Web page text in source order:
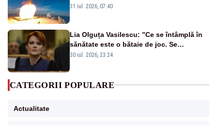
americană, distrusă de o rachetă
31 iul. 2026, 07:40
Lia Olguța Vasilescu: ”Ce se întâmplă în
sănătate este o bătaie de joc. Se
guvernează extraordinar de prost”
30 iul. 2026, 23:24
CATEGORII POPULARE
Actualitate